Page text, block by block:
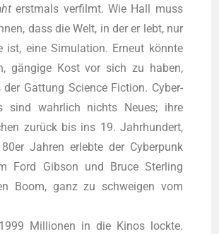
erst­mals ver­filmt. Wie Hall muss
dass die Welt, in der er lebt, nur
ist, eine Simu­la­ti­on. Erneut könn­te
gän­gi­ge Kost vor sich zu haben,
Gat­tung Sci­ence Fic­tion. Cyber­
sind wahr­lich nichts Neu­es; ihre
zurück bis ins 19. Jahr­hun­dert,
Jah­ren erleb­te der Cyber­punk
Ford Gib­son und Bruce Ster­ling
Boom, ganz zu schwei­gen vom
Mil­lio­nen in die Kinos lock­te.